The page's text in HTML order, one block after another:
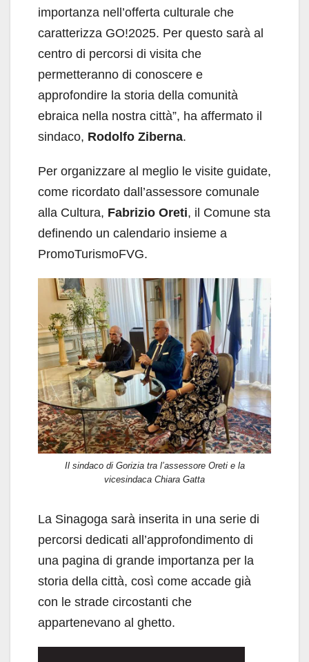
importanza nell’offerta culturale che
caratterizza GO!2025. Per questo sarà al
centro di percorsi di visita che
permetteranno di conoscere e
approfondire la storia della comunità
ebraica nella nostra città”, ha affermato il
sindaco, Rodolfo Ziberna.
Per organizzare al meglio le visite guidate,
come ricordato dall’assessore comunale
alla Cultura, Fabrizio Oreti, il Comune sta
definendo un calendario insieme a
PromoTurismoFVG.
Il sindaco di Gorizia tra l’assessore Oreti e la
vicesindaca Chiara Gatta
La Sinagoga sarà inserita in una serie di
percorsi dedicati all’approfondimento di
una pagina di grande importanza per la
storia della città, così come accade già
con le strade circostanti che
appartenevano al ghetto.